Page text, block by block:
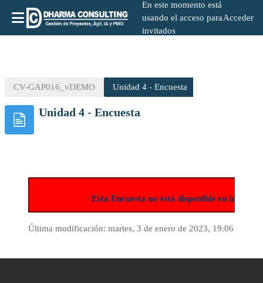
En este momento está
usando el acceso para
invitados
Acceder
CV-GAP016_vDEMO Unidad 4 - Encuesta
Unidad 4 - Encuesta
Esta Encuesta no está disponible en la
Última modificación: martes, 3 de enero de 2023, 19:06